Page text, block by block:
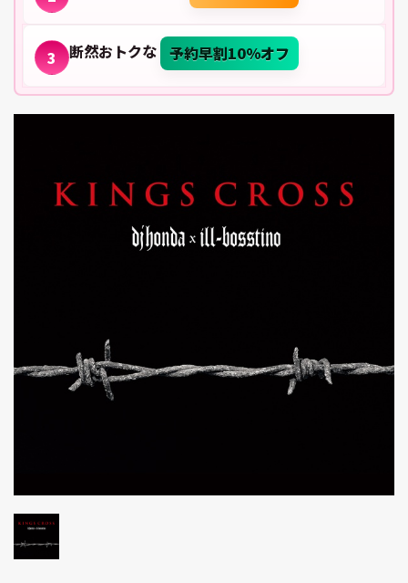
3 断然おトクな 予約早割10%オフ